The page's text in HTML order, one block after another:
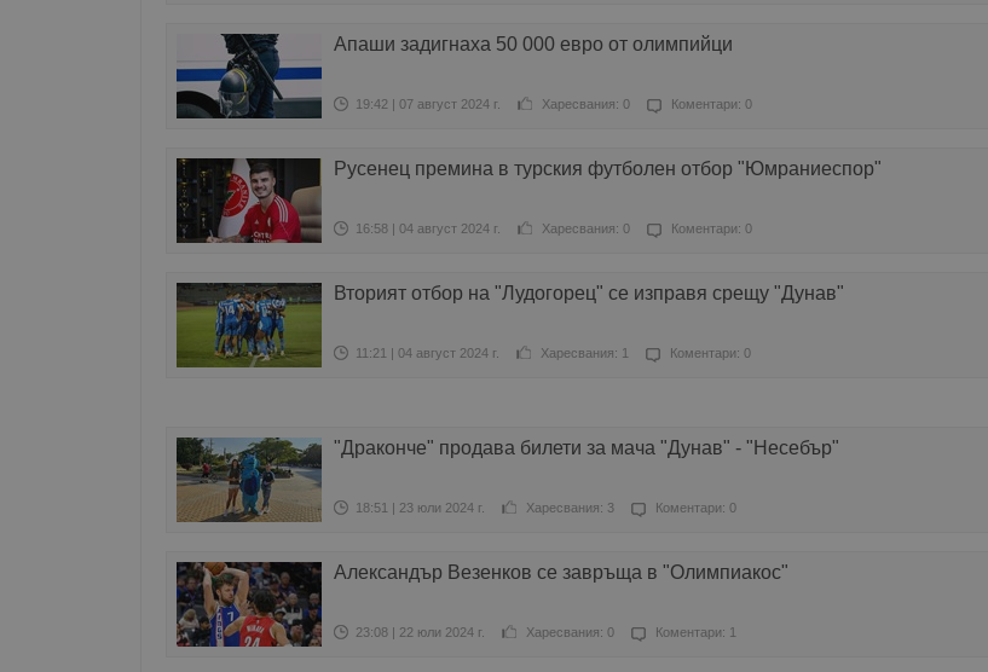
Апаши задигнаха 50 000 евро от олимпийци
19:42 | 07 август 2024 г. Харесвания: 0 Коментари: 0
Русенец премина в турския футболен отбор "Юмраниеспор"
16:58 | 04 август 2024 г. Харесвания: 0 Коментари: 0
Вторият отбор на "Лудогорец" се изправя срещу "Дунав"
11:21 | 04 август 2024 г. Харесвания: 1 Коментари: 0
"Драконче" продава билети за мача "Дунав" - "Несебър"
18:51 | 23 юли 2024 г. Харесвания: 3 Коментари: 0
Александър Везенков се завръща в "Олимпиакос"
23:08 | 22 юли 2024 г. Харесвания: 0 Коментари: 1